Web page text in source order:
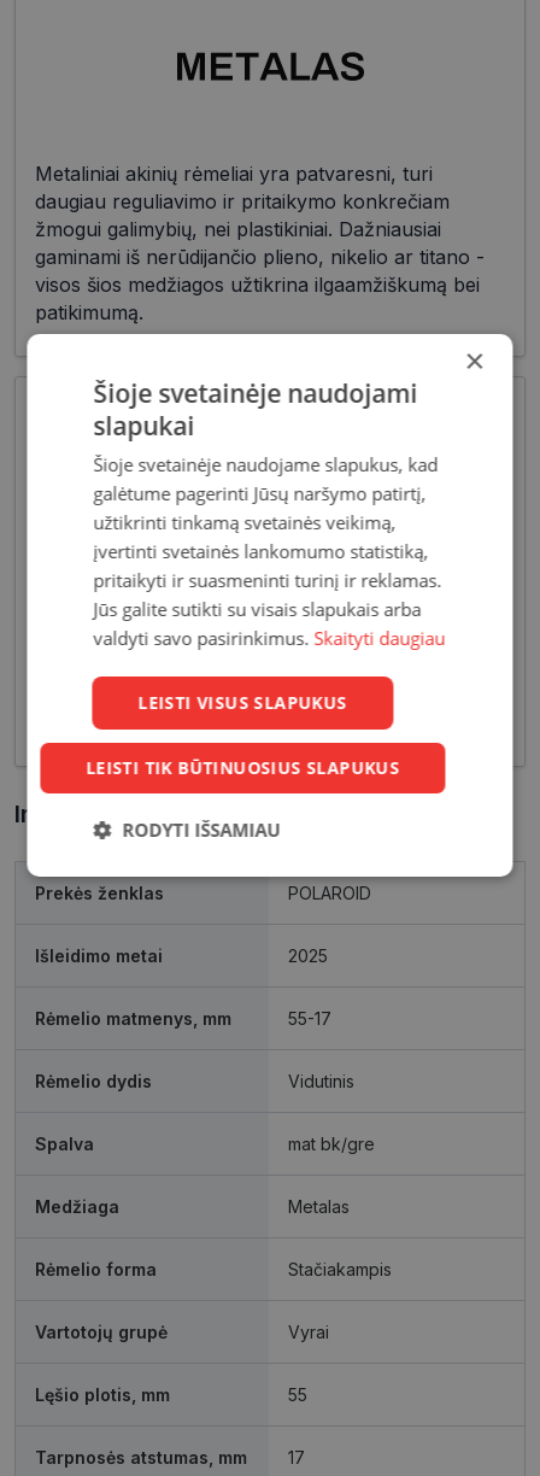
Metaliniai akinių rėmeliai yra patvaresni, turi
daugiau reguliavimo ir pritaikymo konkrečiam
žmogui galimybių, nei plastikiniai. Dažniausiai
gaminami iš nerūdijančio plieno, nikelio ar titano -
visos šios medžiagos užtikrina ilgaamžiškumą bei
patikimumą.
Pagrindiniai reikalavimai, keliami vyriškiems
akiniams - patvarios medžiagos bei solidžios
vyriškos formos, derančios prie įvairių vyriškų
optinių savybių, vyriški akiniai skirti nešiojimui
kasdien, vairavimui bei sportui.
Informacija apie prekę
Prekės ženklas POLAROID
Išleidimo metai 2025
Rėmelio matmenys, mm 55-17
Rėmelio dydis Vidutinis
Spalva mat bk/gre
Medžiaga Metalas
Rėmelio forma Stačiakampis
Vartotojų grupė Vyrai
Lęšio plotis, mm 55
Tarpnosės atstumas, mm 17
×
Šioje svetainėje naudojami
slapukai
Šioje svetainėje naudojame slapukus, kad
galėtume pagerinti Jūsų naršymo patirtį,
užtikrinti tinkamą svetainės veikimą,
įvertinti svetainės lankomumo statistiką,
pritaikyti ir suasmeninti turinį ir reklamas.
Jūs galite sutikti su visais slapukais arba
valdyti savo pasirinkimus. Skaityti daugiau
LEISTI VISUS SLAPUKUS
LEISTI TIK BŪTINUOSIUS SLAPUKUS
RODYTI IŠSAMIAU
Būtinieji
slapukai
Statistikos
slapukai
Rinkodaros
slapukai
slapukai
Neklasifikuoti
slapukai
Statistikos slapukai
Funkciniai slapukai
slapukai atpažįsta Jūsų įrenginį, tačiau neatskleidžia
saugomi Jūsų įrenginyje, kol slapukai atlieka savo
funkcijas, bet ne ilgiau kaip dvejus metus.
Šie būtinieji slapukai nustatomi automatiškai.